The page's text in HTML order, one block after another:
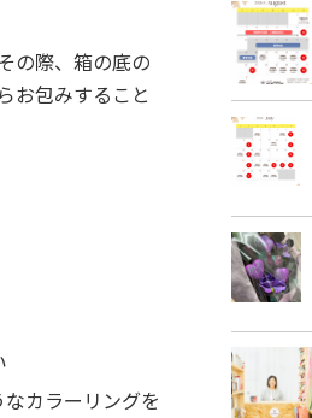
の際、箱の底の
お包みすること
カラーリングを